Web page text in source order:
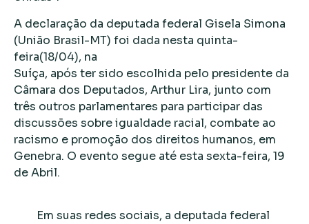
A declaração da deputada federal Gisela Simona
(União Brasil-MT) foi dada nesta quinta-
feira(18/04), na
Suíça, após ter sido escolhida pelo presidente da
Câmara dos Deputados, Arthur Lira, junto com
três outros parlamentares para participar das
discussões sobre igualdade racial, combate ao
racismo e promoção dos direitos humanos, em
Genebra. O evento segue até esta sexta-feira, 19
de Abril.
Em suas redes sociais, a deputada federal